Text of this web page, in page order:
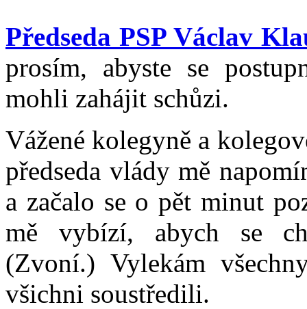
Předseda PSP Václav
prosím, abyste se
mohli zahájit schůzi.
Vážené kolegyně a
předseda vlády mě
a začalo se o pět minut
mě vybízí, abych se
(Zvoní.) Vylekám
všichni soustředili.